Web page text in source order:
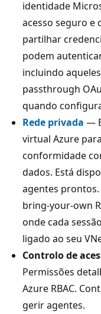
identidade
acesso seguro e
partilhar
podem
incluindo
passthrough
quando
Rede privada —
virtual Azure
conformidade
dados. Está
agentes
bring-your-own
onde cada
ligado ao seu
Controlo de
Permissões
Azure RBAC.
gerir agentes.